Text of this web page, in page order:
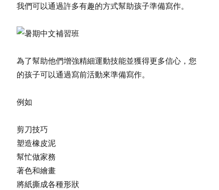
我們可以通過許多有趣的方式幫助孩子準備寫作。
為了幫助他們增強精細運動技能並獲得更多信心，您
的孩子可以通過寫前活動來準備寫作。
例如
剪刀技巧
塑造橡皮泥
幫忙做家務
著色和繪畫
將紙撕成各種形狀